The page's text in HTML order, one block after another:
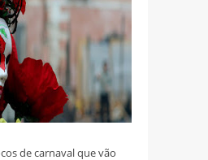
de carnaval que vão